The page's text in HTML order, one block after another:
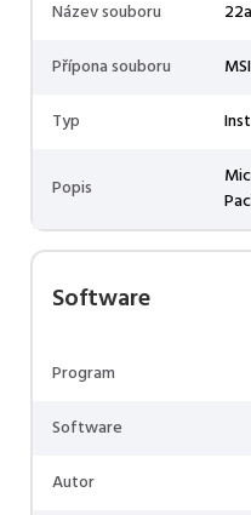
Název souboru
Přípona souboru
MSI
Typ
Popis
Software
Program
Software
Autor